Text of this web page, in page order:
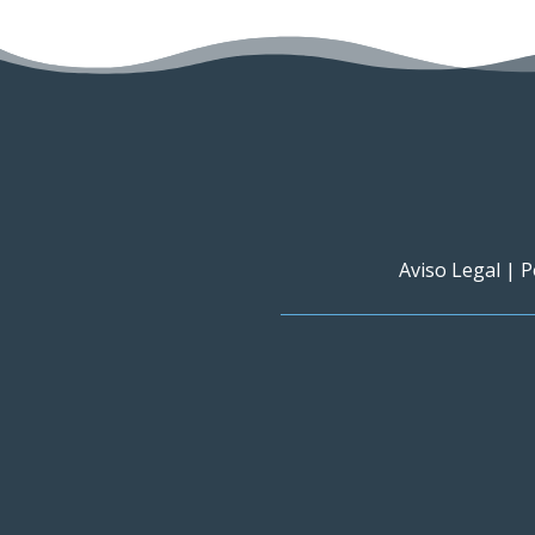
Aviso Legal |